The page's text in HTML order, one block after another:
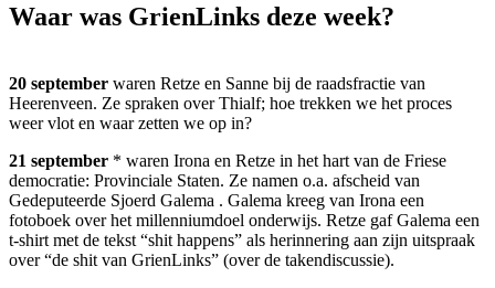
Waar was GrienLinks deze week?
20 september waren Retze en Sanne bij de raadsfractie van
Heerenveen. Ze spraken over Thialf; hoe trekken we het proces
weer vlot en waar zetten we op in?
21 september * waren Irona en Retze in het hart van de Friese
democratie: Provinciale Staten. Ze namen o.a. afscheid van
Gedeputeerde Sjoerd Galema . Galema kreeg van Irona een
fotoboek over het millenniumdoel onderwijs. Retze gaf Galema een
t-shirt met de tekst “shit happens” als herinnering aan zijn uitspraak
over “de shit van GrienLinks” (over de takendiscussie).